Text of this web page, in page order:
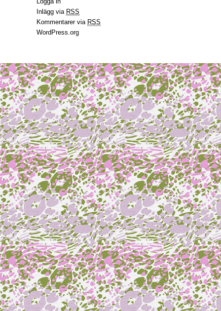
Inlägg via RSS
Kommentarer via RSS
WordPress.org